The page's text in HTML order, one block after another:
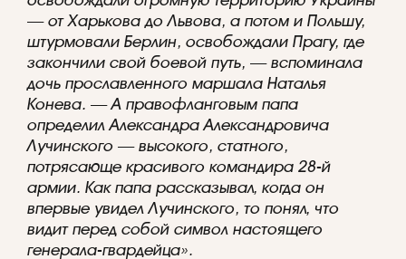
— от Харькова до Львова, а потом и Польшу,
штурмовали Берлин, освобождали Прагу, где
закончили свой боевой путь, — вспоминала
дочь прославленного маршала Наталья
Конева. — А правофланговым папа
определил Александра Александровича
Лучинского — высокого, статного,
потрясающе красивого командира 28-й
армии. Как папа рассказывал, когда он
впервые увидел Лучинского, то понял, что
видит перед собой символ настоящего
генерала-гвардейца».